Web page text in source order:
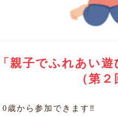
「親子でふれあい
（第
0歳から参加できます‼️